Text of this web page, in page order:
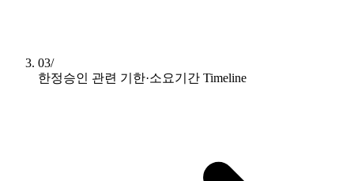
03/
한정승인 관련 기한·소요기간 Timeline